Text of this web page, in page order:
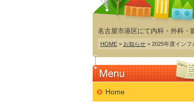
名古屋市港区にて内科・外科・
HOME > お知らせ > 2025年度イン
Home